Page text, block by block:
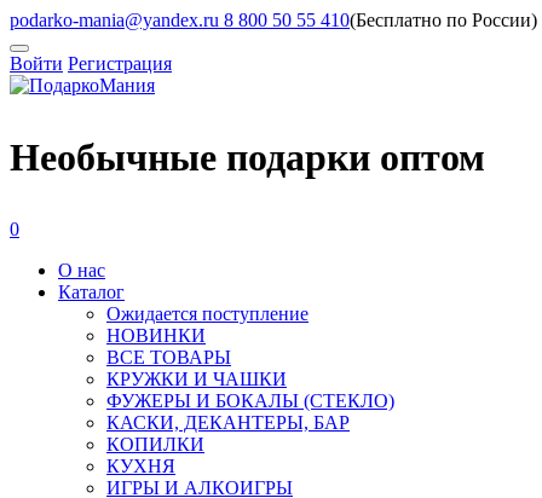
podarko-mania@yandex.ru 8 800 50 55 410(Бесплатно по России)
Войти Регистрация
Необычные подарки оптом
0
О нас
Каталог
Ожидается поступление
HОВИНКИ
ВСЕ ТОВАРЫ
КРУЖКИ И ЧАШКИ
ФУЖЕРЫ И БОКАЛЫ (СТЕКЛО)
КАСКИ, ДЕКАНТЕРЫ, БАР
КОПИЛКИ
КУХНЯ
ИГРЫ И АЛКОИГРЫ